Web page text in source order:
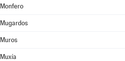
Monfero
Mugardos
Muros
Muxía